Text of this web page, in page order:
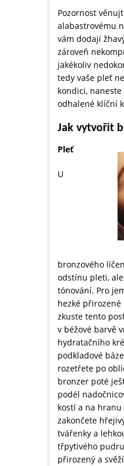
Pozornost
alabastrovému
vám dodají
zároveň
jakékoliv
tedy vaše pleť
kondici,
odhalené klíční
Jak vytvořit
Pleť
U
bronzového
odstínu pleti,
tónování. Pro
hezké
zkuste tento
v béžové barvě
hydratačního
podkladové
rozetřete po
bronzer poté
podél
kostí a na
zakončete
tvářenky a
třpytivého
přirozený a